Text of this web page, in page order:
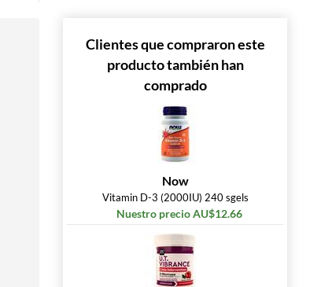
Clientes que compraron este
producto también han
comprado
Now
Vitamin D-3 (2000IU) 240 sgels
Nuestro precio AU$12.66